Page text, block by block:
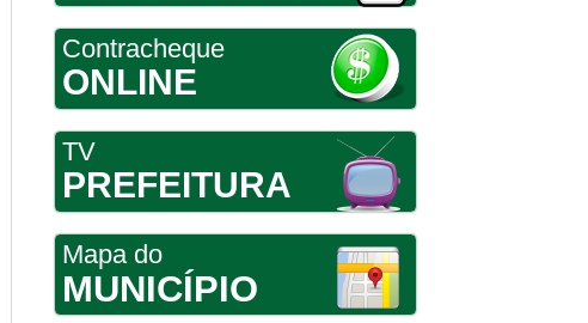
Contracheque
ONLINE
TV
PREFEITURA
Mapa do
MUNICÍPIO